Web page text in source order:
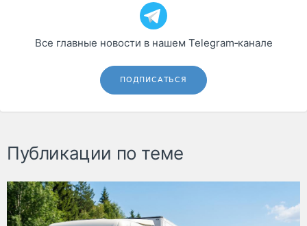
Все главные новости в нашем Telegram‑канале
ПОДПИСАТЬСЯ
Публикации по теме